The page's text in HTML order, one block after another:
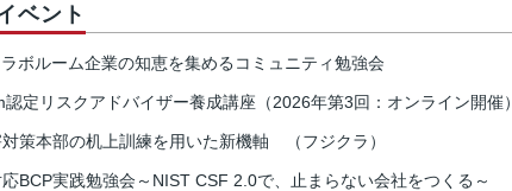
ベント
ボルーム企業の知恵を集めるコミュニティ勉強会
認定リスクアドバイザー養成講座（2026年第3回：オンライン開催）
対策本部の机上訓練を用いた新機軸 （フジクラ）
BCP実践勉強会～NIST CSF 2.0で、止まらない会社をつくる～